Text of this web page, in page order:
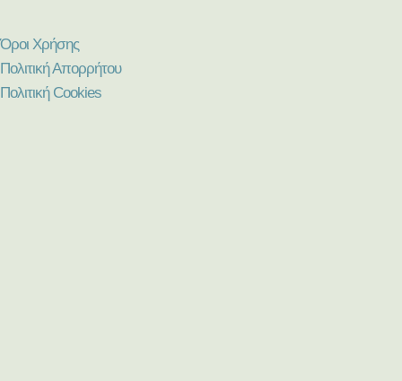
Όροι Χρήσης
Πολιτική Απορρήτου
Πολιτική Cookies